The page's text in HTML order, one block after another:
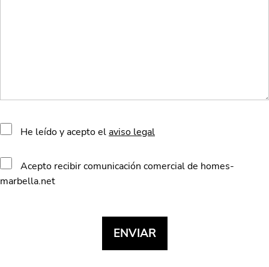
He leído y acepto elaviso legal
Acepto recibir comunicación comercial de homes-
marbella.net